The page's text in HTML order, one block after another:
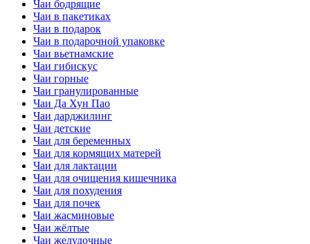
Чаи бодрящие
Чаи в пакетиках
Чаи в подарок
Чаи в подарочной упаковке
Чаи вьетнамские
Чаи гибискус
Чаи горные
Чаи гранулированные
Чаи Да Хун Пао
Чаи дарджилинг
Чаи детские
Чаи для беременных
Чаи для кормящих матерей
Чаи для лактации
Чаи для очищения кишечника
Чаи для похудения
Чаи для почек
Чаи жасминовые
Чаи жёлтые
Чаи желудочные